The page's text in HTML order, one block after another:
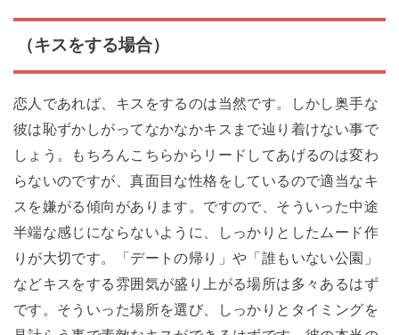
（キスをする場合）
恋人であれば、キスをするのは当然です。しかし奥手な
彼は恥ずかしがってなかなかキスまで辿り着けない事で
しょう。もちろんこちらからリードしてあげるのは変わ
らないのですが、真面目な性格をしているので適当なキ
スを嫌がる傾向があります。ですので、そういった中途
半端な感じにならないように、しっかりとしたムード作
りが大切です。「デートの帰り」や「誰もいない公園」
などキスをする雰囲気が盛り上がる場所は多々あるはず
です。そういった場所を選び、しっかりとタイミングを